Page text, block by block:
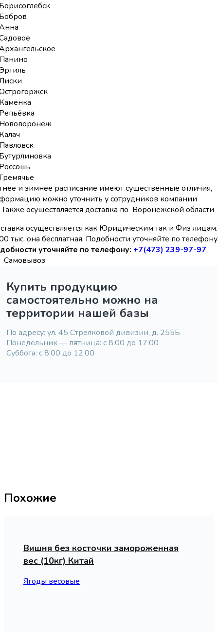
и зимнее расписание имеют существенные отличия,
можно уточнить у сотрудников компании
Также осуществляется доставка по Воронежской области
осуществляется как Юридическим так и Физ
тыс. она бесплатная. Подобности уточняйте по
уточняйте по телефону: +7(473) 239-97-97
Самовывоз
Купить продукцию
самостоятельно можно на
территории нашей базы
По адресу: ул. 45 Стрелковой дивизии, д. 255Б
Понедельник — пятница: с 8:00 до 17:00
Суббота: с 8:00 до 12:00
Похожие
Вишня без косточки замороженная
вес (10кг) Китай
Ягоды весовые